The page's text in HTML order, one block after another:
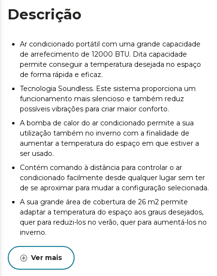
Descrição
Ar condicionado portátil com uma grande capacidade
de arrefecimento de 12000 BTU. Dita capacidade
permite conseguir a temperatura desejada no espaço
de forma rápida e eficaz.
Tecnologia Soundless. Este sistema proporciona um
funcionamento mais silencioso e também reduz
possíveis vibrações para criar maior conforto.
A bomba de calor do ar condicionado permite a sua
utilização também no inverno com a finalidade de
aumentar a temperatura do espaço em que estiver a
ser usado.
Contém comando à distância para controlar o ar
condicionado facilmente desde qualquer lugar sem ter
de se aproximar para mudar a configuração selecionada.
A sua grande área de cobertura de 26 m2 permite
adaptar a temperatura do espaço aos graus desejados,
quer para reduzi-los no verão, quer para aumentá-los no
inverno.
O ecrã LED mostra todas as configurações possíveis e
destaca as que estão a ser usadas em cada momento
com a finalidade de oferecer um fácil controlo do ar
Ver mais